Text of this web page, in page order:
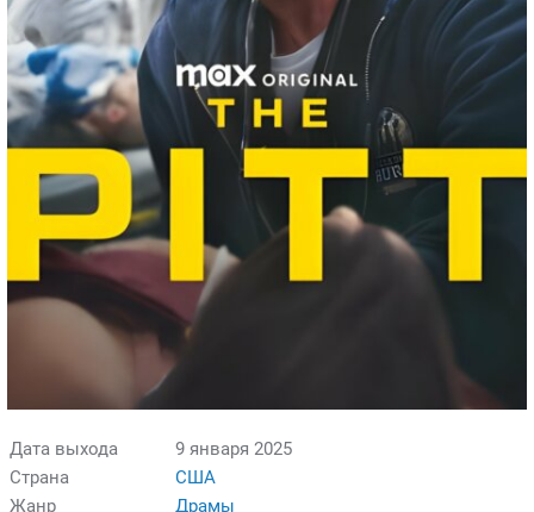
Дата выхода
9 января 2025
Страна
США
Жанр
Драмы